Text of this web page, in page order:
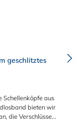
geschlitztes
Schellenköpfe aus
bieten wir
die Verschlüsse